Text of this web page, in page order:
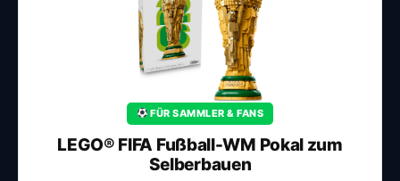
FÜR SAMMLER & FANS
LEGO® FIFA Fußball-WM Pokal zum
Selberbauen